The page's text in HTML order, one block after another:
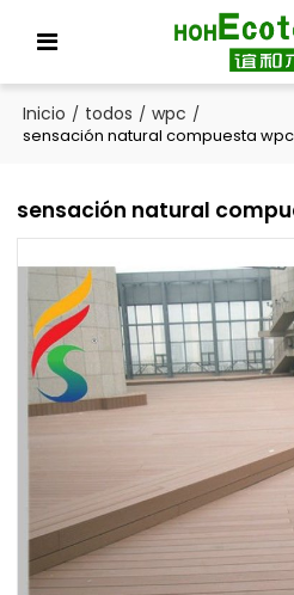
Inicio / todos / wpc /
sensación natural compuesta
sensación natural